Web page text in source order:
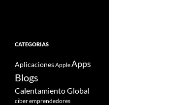
CATEGORIAS
Aplicaciones AppleApps
Blogs
Calentamiento Global
ciber emprendedores